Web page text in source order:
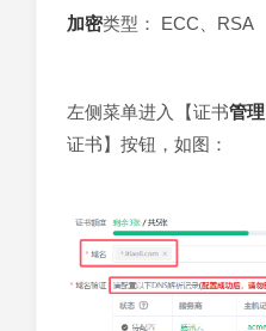
加密类型： ECC、RSA
左侧菜单进入【证书管理
证书】按钮，如图：